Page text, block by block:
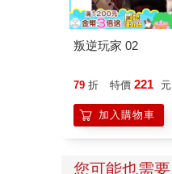
叛逆玩家 02
79 折 特價 221 元
加入購物車
您可能也需要